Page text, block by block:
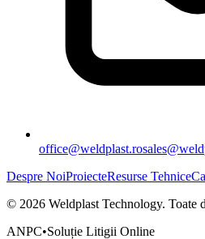
office@weldplast.ro
Despre NoiProiecteResurse Tehnice
© 2026 Weldplast Technology. Toate
ANPC•Soluție Litigii Online